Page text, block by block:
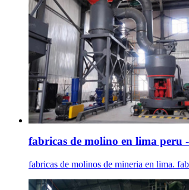
fabricas de molino en lima peru
fabricas de molinos de mineria en lima.